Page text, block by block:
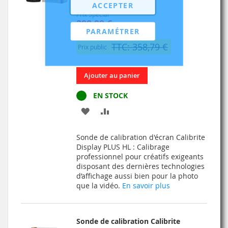
ACCEPTER
PARAMÉTRER
Prix Spécial
298,99 €
249,16 €
Prix public TTC: 358,79 €
Ajouter au panier
EN STOCK
AJOUTER
MA
LISTE
D’ENVIE
COMPARATEUR
Sonde de calibration d'écran Calibrite
Display PLUS HL : Calibrage
professionnel pour créatifs exigeants
disposant des dernières technologies
d’affichage aussi bien pour la photo
que la vidéo. En savoir plus
Sonde de calibration Calibrite